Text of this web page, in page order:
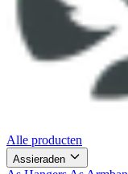
Alle producten
Assieraden